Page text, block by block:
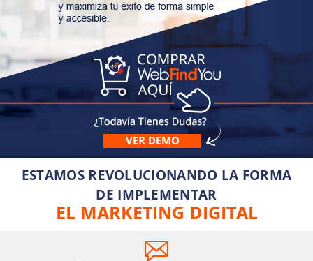
VER DEMO
ESTAMOS REVOLUCIONANDO LA FORMA
DE IMPLEMENTAR
EL MARKETING DIGITAL